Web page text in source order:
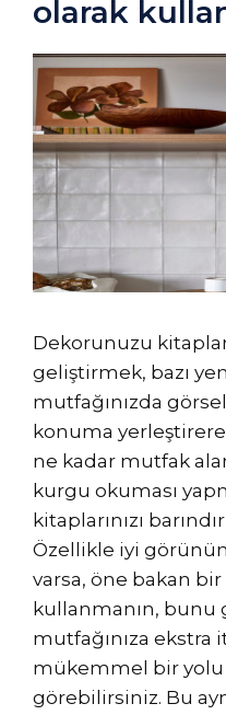
olarak
Dekorunuzu
geliştirmek, bazı
mutfağınızda
konuma
ne kadar mutfak
kurgu okuması
kitaplarınızı
Özellikle iyi
varsa, öne bakan
kullanmanın, bunu
mutfağınıza
mükemmel bir
görebilirsiniz. Bu